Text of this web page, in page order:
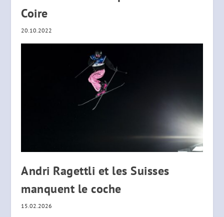
Coire
20.10.2022
Andri Ragettli et les Suisses
manquent le coche
15.02.2026